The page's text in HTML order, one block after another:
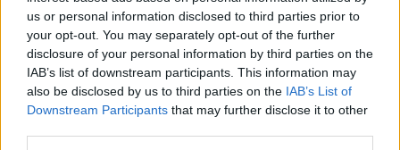
us or personal information disclosed to third parties prior to
your opt-out. You may separately opt-out of the further
disclosure of your personal information by third parties on the
IAB’s list of downstream participants. This information may
also be disclosed by us to third parties on the IAB’s List of
Downstream Participants that may further disclose it to other
Στροβίλι. Το Κεραμίδι είναι μία μικρή οργανωμένη
παραλία περιτριγυρισμένη από δέντρα, με βότσαλο,
ψιλή άμμο και κρυστάλλινα νερά. Το Στροβίλι βρίσκεται
στους πρόποδες του ομώνυμου λόφου που μπαίνει στη
θάλασσα και στην κορυφή του βρίσκονται απομεινάρια
μεσαιωνικού κάστρου.